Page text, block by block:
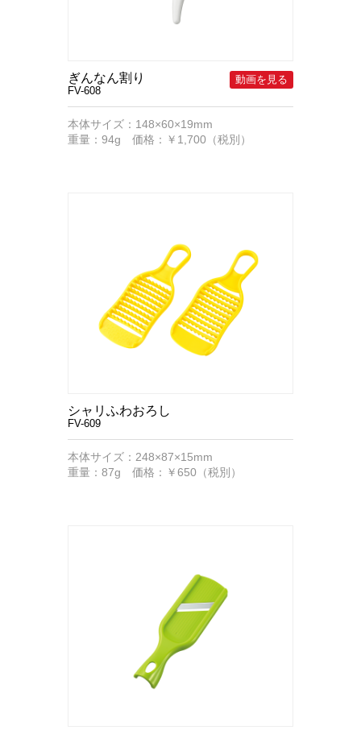
ぎんなん割り
FV-608
本体サイズ：148×60×19mm
重量：94g 価格：￥1,700（税別）
シャリふわおろし
FV-609
本体サイズ：248×87×15mm
重量：87g 価格：￥650（税別）